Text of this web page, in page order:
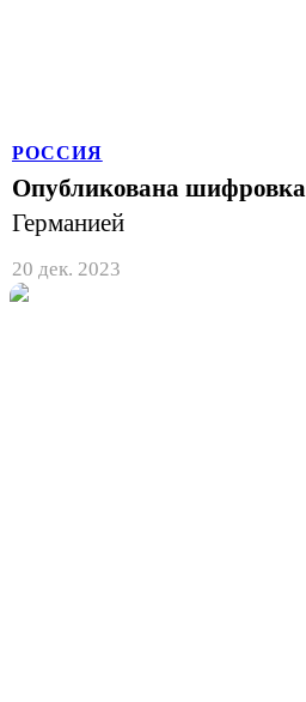
РОССИЯ
Опубликована шифровка
Германией
20 дек. 2023